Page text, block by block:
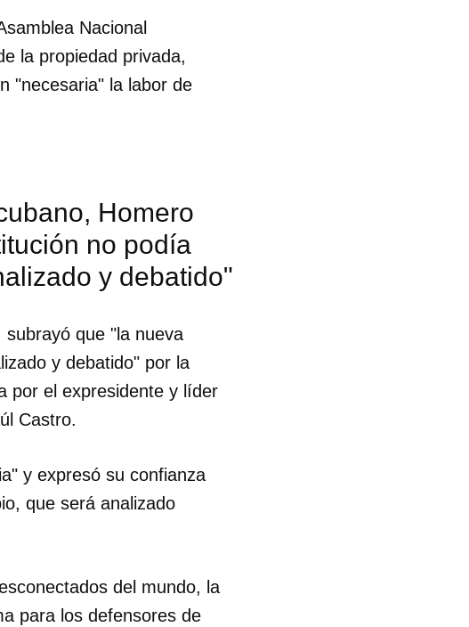
Nacional
la propiedad privada,
"necesaria" la labor de
Homero
no podía
y debatido"
que "la nueva
y debatido" por la
por el expresidente y líder
Castro.
y expresó su confianza
que será analizado
del mundo, la
para los defensores de